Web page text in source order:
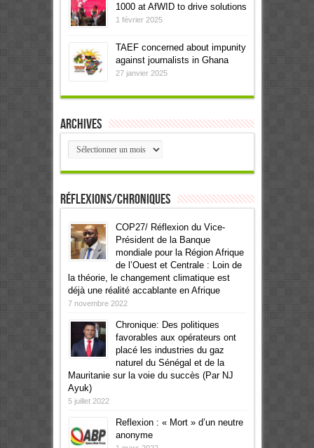
1000 at AfWID to drive solutions
1 février 2025
TAEF concerned about impunity
against journalists in Ghana
27 janvier 2025
Archives
Archives
Réflexions/Chroniques
COP27/ Réflexion du Vice-
Président de la Banque
mondiale pour la Région Afrique
de l’Ouest et Centrale : Loin de
la théorie, le changement climatique est
déjà une réalité accablante en Afrique
7 novembre 2022
Chronique: Des politiques
favorables aux opérateurs ont
placé les industries du gaz
naturel du Sénégal et de la
Mauritanie sur la voie du succès (Par NJ
Ayuk)
5 juillet 2022
Reflexion : « Mort » d’un neutre
anonyme